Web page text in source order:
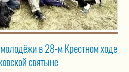
в 28-м Крестном ходе
святыне